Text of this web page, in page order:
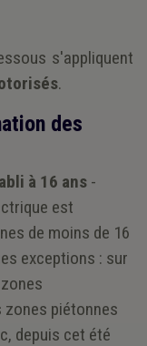
s'appliquent
.
des
à 16 ans -
est
de moins de 16
exceptions : sur
zones piétonnes
depuis cet été